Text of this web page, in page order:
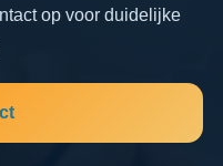
op voor duidelijke